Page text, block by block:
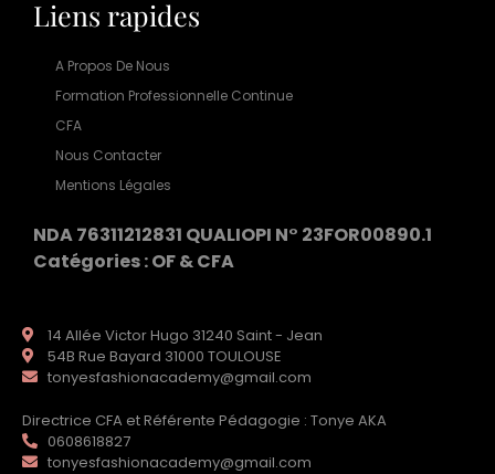
Liens rapides
A Propos De Nous
Formation Professionnelle Continue
CFA
Nous Contacter
Mentions Légales
NDA 76311212831 QUALIOPI N° 23FOR00890.1
Catégories : OF & CFA
14 Allée Victor Hugo 31240 Saint - Jean
54B Rue Bayard 31000 TOULOUSE
tonyesfashionacademy@gmail.com
Directrice CFA et Référente Pédagogie : Tonye AKA
0608618827
tonyesfashionacademy@gmail.com